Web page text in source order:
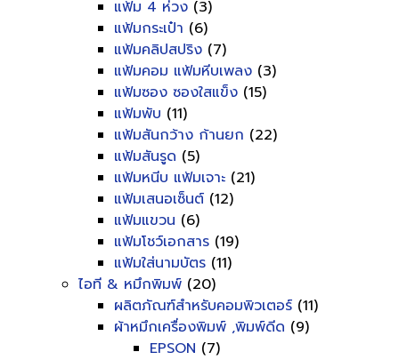
แฟ้ม 4 ห่วง (3)
แฟ้มกระเป๋า (6)
แฟ้มคลิปสปริง (7)
แฟ้มคอม แฟ้มหีบเพลง (3)
แฟ้มซอง ซองใสแข็ง (15)
แฟ้มพับ (11)
แฟ้มสันกว้าง ก้านยก (22)
แฟ้มสันรูด (5)
แฟ้มหนีบ แฟ้มเจาะ (21)
แฟ้มเสนอเซ็นต์ (12)
แฟ้มแขวน (6)
แฟ้มโชว์เอกสาร (19)
แฟ้มใส่นามบัตร (11)
ไอที & หมึกพิมพ์ (20)
ผลิตภัณฑ์สำหรับคอมพิวเตอร์ (11)
ผ้าหมึกเครื่องพิมพ์ ,พิมพ์ดีด (9)
EPSON (7)